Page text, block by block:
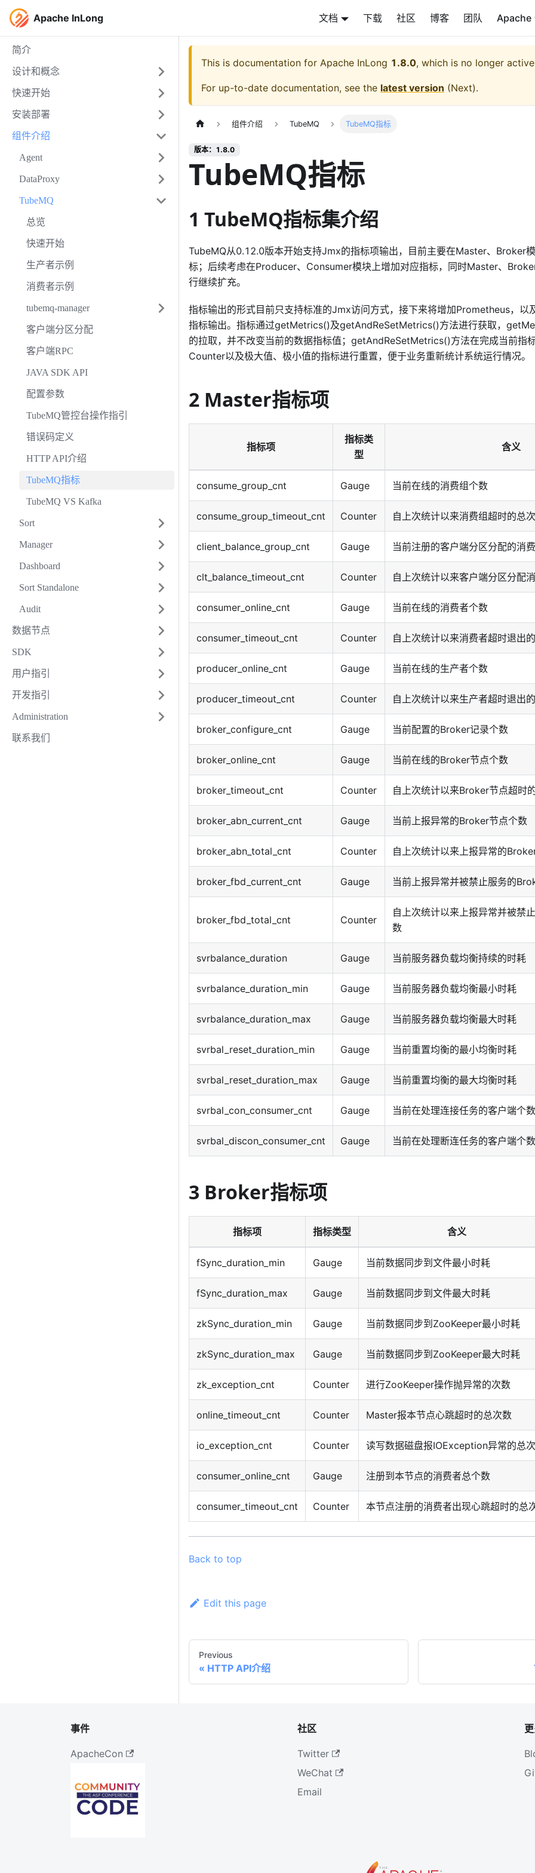
Apache InLong 文档 下载 社区 博客 团队 Apache
简介
设计和概念
快速开始
安装部署
组件介绍
Agent
DataProxy
TubeMQ
总览
快速开始
生产者示例
消费者示例
tubemq-manager
客户端分区分配
客户端RPC
JAVA SDK API
配置参数
TubeMQ管控台操作指引
错误码定义
HTTP API介绍
TubeMQ指标
TubeMQ VS Kafka
Sort
Manager
Dashboard
Sort Standalone
Audit
数据节点
SDK
用户指引
开发指引
Administration
联系我们
This is documentation for Apache InLong 1.8.0, which is no longer
For up-to-date documentation, see the latest version (Next).
组件介绍 TubeMQ TubeMQ指标
版本：1.8.0
TubeMQ指标
1 TubeMQ指标集介绍
TubeMQ从0.12.0版本开始支持Jmx的指标项输出，目前主要在Master、Broker
标；后续考虑在Producer、Consumer模块上增加对应指标，同时Master、
行继续扩充。
指标输出的形式目前只支持标准的Jmx访问方式，接下来将增加Prometheus，以
指标输出。指标通过getMetrics()及getAndReSetMetrics()方法进行获取，
的拉取，并不改变当前的数据指标值；getAndReSetMetrics()方法在完成当前指
Counter以及极大值、极小值的指标进行重置，便于业务重新统计系统运行情况。
2 Master指标项
指标项
指标类
型
含义
consume_group_cnt Gauge 当前在线的消费组个数
consume_group_timeout_cnt Counter 自上次统计以来消费组超时的总
client_balance_group_cnt Gauge 当前注册的客户端分区分配的消
clt_balance_timeout_cnt Counter 自上次统计以来客户端分区分配
consumer_online_cnt Gauge 当前在线的消费者个数
consumer_timeout_cnt Counter 自上次统计以来消费者超时退出
producer_online_cnt Gauge 当前在线的生产者个数
producer_timeout_cnt Counter 自上次统计以来生产者超时退出
broker_configure_cnt Gauge 当前配置的Broker记录个数
broker_online_cnt Gauge 当前在线的Broker节点个数
broker_timeout_cnt Counter 自上次统计以来Broker节点超时
broker_abn_current_cnt Gauge 当前上报异常的Broker节点个数
broker_abn_total_cnt Counter 自上次统计以来上报异常的
broker_fbd_current_cnt Gauge 当前上报异常并被禁止服务的
broker_fbd_total_cnt Counter
自上次统计以来上报异常并被禁
数
svrbalance_duration Gauge 当前服务器负载均衡持续的时耗
svrbalance_duration_min Gauge 当前服务器负载均衡最小时耗
svrbalance_duration_max Gauge 当前服务器负载均衡最大时耗
svrbal_reset_duration_min Gauge 当前重置均衡的最小均衡时耗
svrbal_reset_duration_max Gauge 当前重置均衡的最大均衡时耗
svrbal_con_consumer_cnt Gauge 当前在处理连接任务的客户端个数
svrbal_discon_consumer_cnt Gauge 当前在处理断连任务的客户端个数
3 Broker指标项
指标项 指标类型 含义
fSync_duration_min Gauge 当前数据同步到文件最小时耗
fSync_duration_max Gauge 当前数据同步到文件最大时耗
zkSync_duration_min Gauge 当前数据同步到ZooKeeper最小时耗
zkSync_duration_max Gauge 当前数据同步到ZooKeeper最大时耗
zk_exception_cnt Counter 进行ZooKeeper操作抛异常的次数
online_timeout_cnt Counter Master报本节点心跳超时的总次数
io_exception_cnt Counter 读写数据磁盘报IOException异常的总
consumer_online_cnt Gauge 注册到本节点的消费者总个数
consumer_timeout_cnt Counter 本节点注册的消费者出现心跳超时的总
Back to top
Edit this page
Previous
HTTP API介绍
事件
ApacheCon
社区
Twitter
WeChat
Email